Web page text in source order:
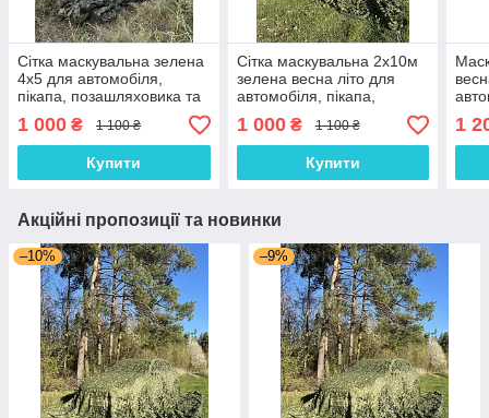
Сітка маскувальна зелена
4х5 для автомобіля,
пікапа, позашляховика та
техніки. Колір "Камуфляж
№4"
1 000 ₴ 1 100 ₴
Купити
Сітка маскувальна 2х10м
зелена весна літо для
автомобіля, пікапа,
позашляховика та техніки
"Камуфляж №1"
1 000₴ 1 100 ₴
Купити
1
Акційні пропозиції та новинки
–10% –9%